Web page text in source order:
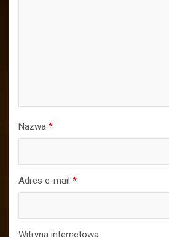
Nazwa *
Adres e-mail *
Witryna internetowa